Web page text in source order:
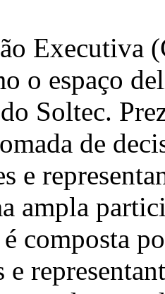
Executiva
o espaço
Soltec.
de
e
ampla
composta
e